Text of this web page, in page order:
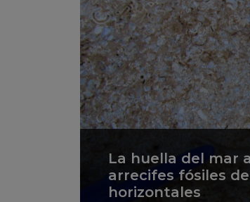
La huella del mar
arrecifes fósiles
horizontales